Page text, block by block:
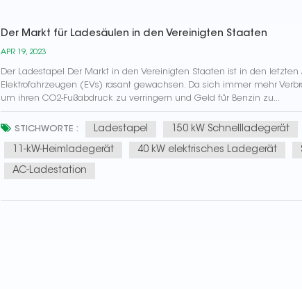
Der Markt für Ladesäulen in den Vereinigten Staaten
APR 19, 2023
Der Ladestapel Der Markt in den Vereinigten Staaten ist in den
Elektrofahrzeugen (EVs) rasant gewachsen. Da sich immer mehr
um ihren CO2-Fußabdruck zu verringern und Geld für Benzin zu...
STICHWORTE : Ladestapel 150 kW Schnellladegerät
11-kW-Heimladegerät 40 kW elektrisches Ladegerät
AC-Ladestation